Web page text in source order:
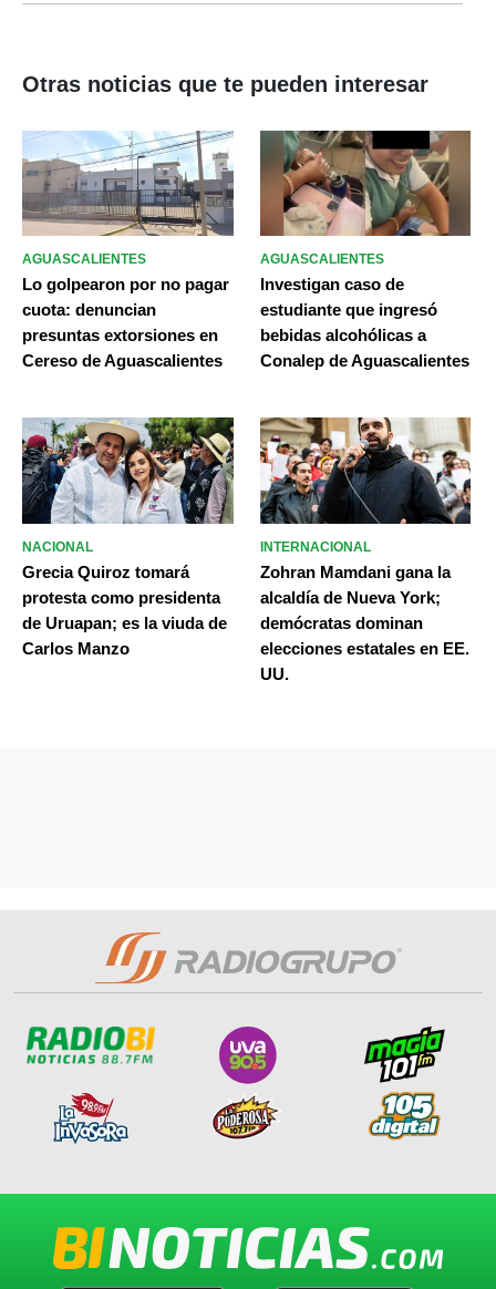
Otras noticias que te pueden interesar
AGUASCALIENTES
Lo golpearon por no pagar
cuota: denuncian
presuntas extorsiones en
Cereso de Aguascalientes
AGUASCALIENTES
Investigan caso de
estudiante que ingresó
bebidas alcohólicas a
Conalep de Aguascalientes
NACIONAL
Grecia Quiroz tomará
protesta como presidenta
de Uruapan; es la viuda de
Carlos Manzo
INTERNACIONAL
Zohran Mamdani gana la
alcaldía de Nueva York;
demócratas dominan
elecciones estatales en EE.
UU.